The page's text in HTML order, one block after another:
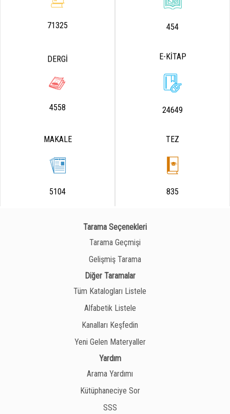
71325 454
DERGİ
4558
E-KİTAP
24649
MAKALE
5104
TEZ
835
Tarama Seçenekleri
Tarama Geçmişi
Gelişmiş Tarama
Diğer Taramalar
Tüm Katalogları Listele
Alfabetik Listele
Kanalları Keşfedin
Yeni Gelen Materyaller
Yardım
Arama Yardımı
Kütüphaneciye Sor
SSS